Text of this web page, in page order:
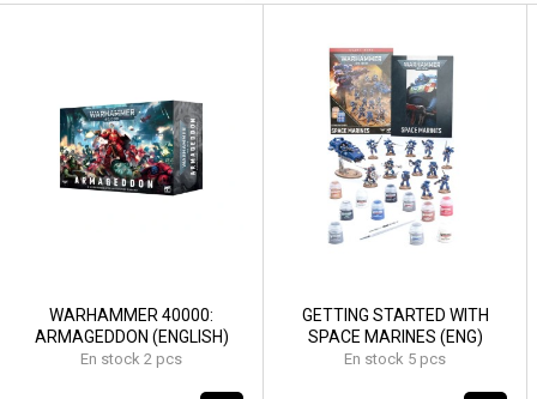
WARHAMMER 40000:
ARMAGEDDON (ENGLISH)
En stock 2 pcs
GETTING STARTED WITH
SPACE MARINES (ENG)
En stock 5 pcs